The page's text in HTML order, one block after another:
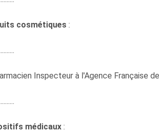
cosmétiques :
Inspecteur à l'Agence Française
médicaux :